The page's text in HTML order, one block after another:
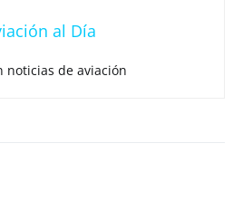
al Día
noticias de aviación